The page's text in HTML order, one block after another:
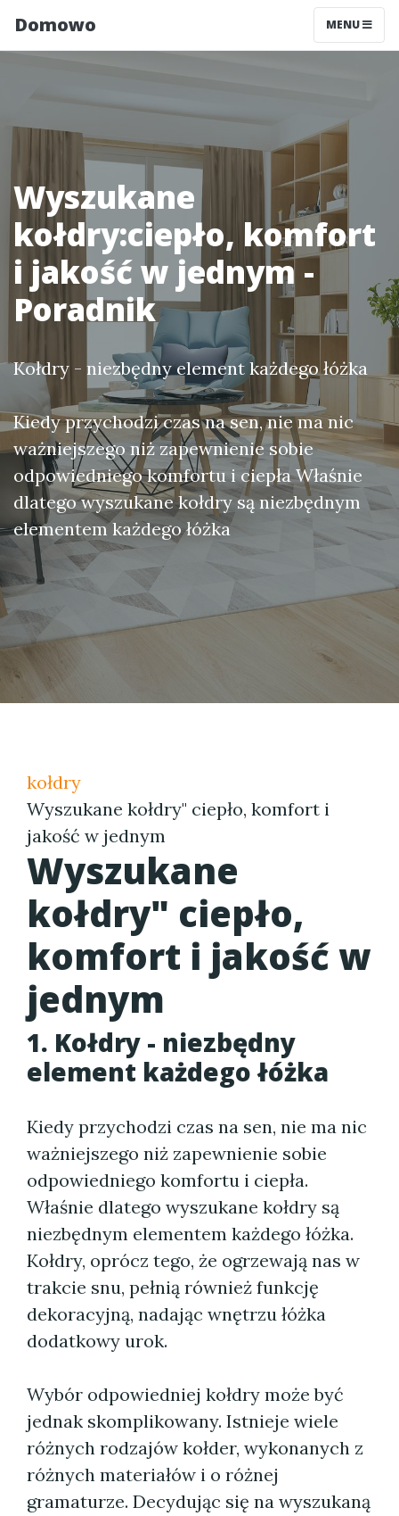
Domowo MENU
Wyszukane
kołdry:ciepło, komfort
i jakość w jednym -
Poradnik
Kołdry - niezbędny element każdego łóżka
Kiedy przychodzi czas na sen, nie ma nic
ważniejszego niż zapewnienie sobie
odpowiedniego komfortu i ciepła Właśnie
dlatego wyszukane kołdry są niezbędnym
elementem każdego łóżka
kołdry
Wyszukane kołdry" ciepło, komfort i
jakość w jednym
Wyszukane
kołdry" ciepło,
komfort i jakość w
jednym
1. Kołdry - niezbędny
element każdego łóżka
Kiedy przychodzi czas na sen, nie ma nic
ważniejszego niż zapewnienie sobie
odpowiedniego komfortu i ciepła.
Właśnie dlatego wyszukane kołdry są
niezbędnym elementem każdego łóżka.
Kołdry, oprócz tego, że ogrzewają nas w
trakcie snu, pełnią również funkcję
dekoracyjną, nadając wnętrzu łóżka
dodatkowy urok.
Wybór odpowiedniej kołdry może być
jednak skomplikowany. Istnieje wiele
różnych rodzajów kołder, wykonanych z
różnych materiałów i o różnej
gramaturze. Decydując się na wyszukaną